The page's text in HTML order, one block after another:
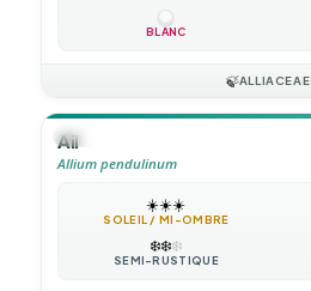
BLANC
🍃ALLIACEAE
🪴VIVACE
Ail
Allium pendulinum
☀️☀️☀️
SOLEIL / MI-OMBRE
❄️❄️❄️
SEMI-RUSTIQUE